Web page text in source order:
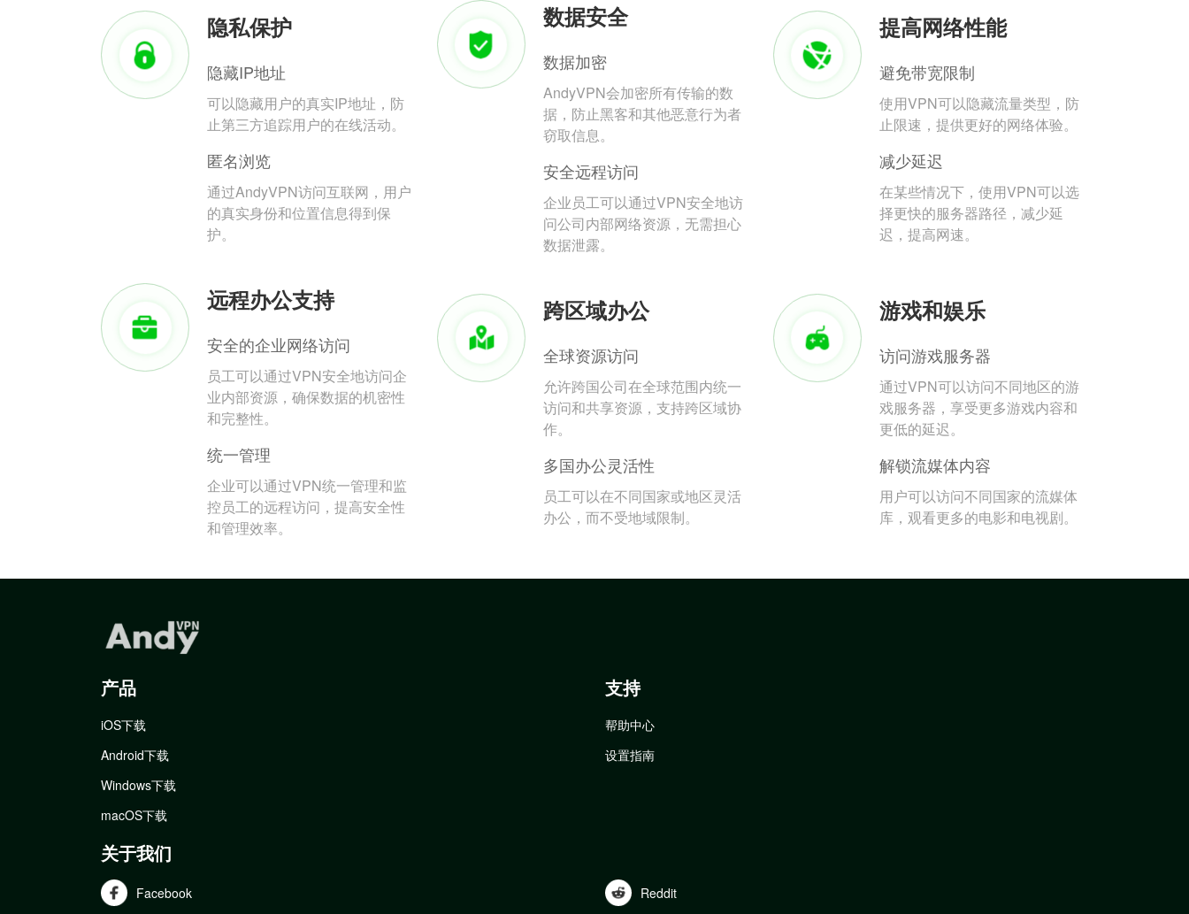
隐私保护
隐藏IP地址
可以隐藏用户的真实IP地址，防
止第三方追踪用户的在线活动。
匿名浏览
通过AndyVPN访问互联网，用户
的真实身份和位置信息得到保
护。
数据安全
数据加密
AndyVPN会加密所有传输的数
据，防止黑客和其他恶意行为者
窃取信息。
安全远程访问
企业员工可以通过VPN安全地访
问公司内部网络资源，无需担心
数据泄露。
提高网络性能
避免带宽限制
使用VPN可以隐藏流量类型，防
止限速，提供更好的网络体验。
减少延迟
在某些情况下，使用VPN可以选
择更快的服务器路径，减少延
迟，提高网速。
远程办公支持
安全的企业网络访问
员工可以通过VPN安全地访问企
业内部资源，确保数据的机密性
和完整性。
统一管理
企业可以通过VPN统一管理和监
控员工的远程访问，提高安全性
和管理效率。
跨区域办公
全球资源访问
允许跨国公司在全球范围内统一
访问和共享资源，支持跨区域协
作。
多国办公灵活性
员工可以在不同国家或地区灵活
办公，而不受地域限制。
游戏和娱乐
访问游戏服务器
通过VPN可以访问不同地区的游
戏服务器，享受更多游戏内容和
更低的延迟。
解锁流媒体内容
用户可以访问不同国家的流媒体
库，观看更多的电影和电视剧。
产品
iOS下载
Android下载
Windows下载
macOS下载
支持
帮助中心
设置指南
关于我们
Facebook Reddit